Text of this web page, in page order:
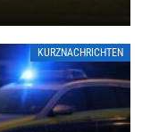
KURZNACHRICHTEN